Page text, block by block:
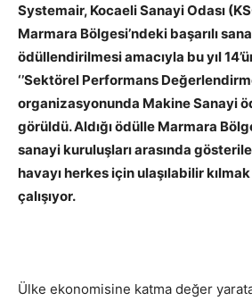
Systemair, Kocaeli Sanayi Odası
Marmara Bölgesi’ndeki başarılı
ödüllendirilmesi amacıyla bu yıl
‘’Sektörel Performans
organizasyonunda Makine Sanayi
görüldü. Aldığı ödülle Marmara
sanayi kuruluşları arasında
havayı herkes için ulaşılabilir
çalışıyor.
Ülke ekonomisine katma değer